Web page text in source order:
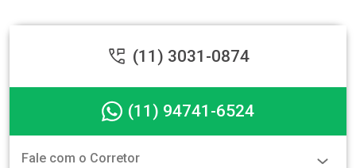
(11) 3031-0874
(11) 94741-6524
Fale com o Corretor